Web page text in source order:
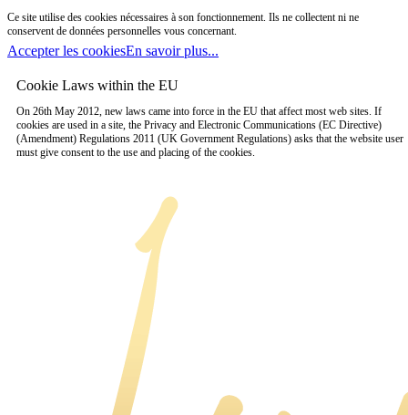
Ce site utilise des cookies nécessaires à son fonctionnement. Ils ne collectent ni ne
conservent de données personnelles vous concernant.
Accepter les cookiesEn savoir plus...
Cookie Laws within the EU
On 26th May 2012, new laws came into force in the EU that affect most web sites. If
cookies are used in a site, the Privacy and Electronic Communications (EC Directive)
(Amendment) Regulations 2011 (UK Government Regulations) asks that the website user
must give consent to the use and placing of the cookies.